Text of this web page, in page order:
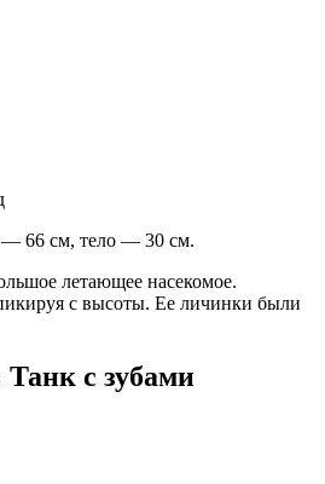
— 66 см, тело — 30 см.
летающее насекомое.
с высоты. Ее личинки были
Танк с зубами